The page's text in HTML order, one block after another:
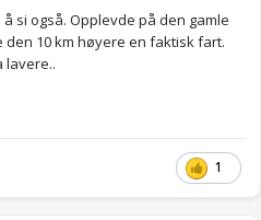
si også. Opplevde på den gamle
10 km høyere en faktisk fart.
lavere..
1